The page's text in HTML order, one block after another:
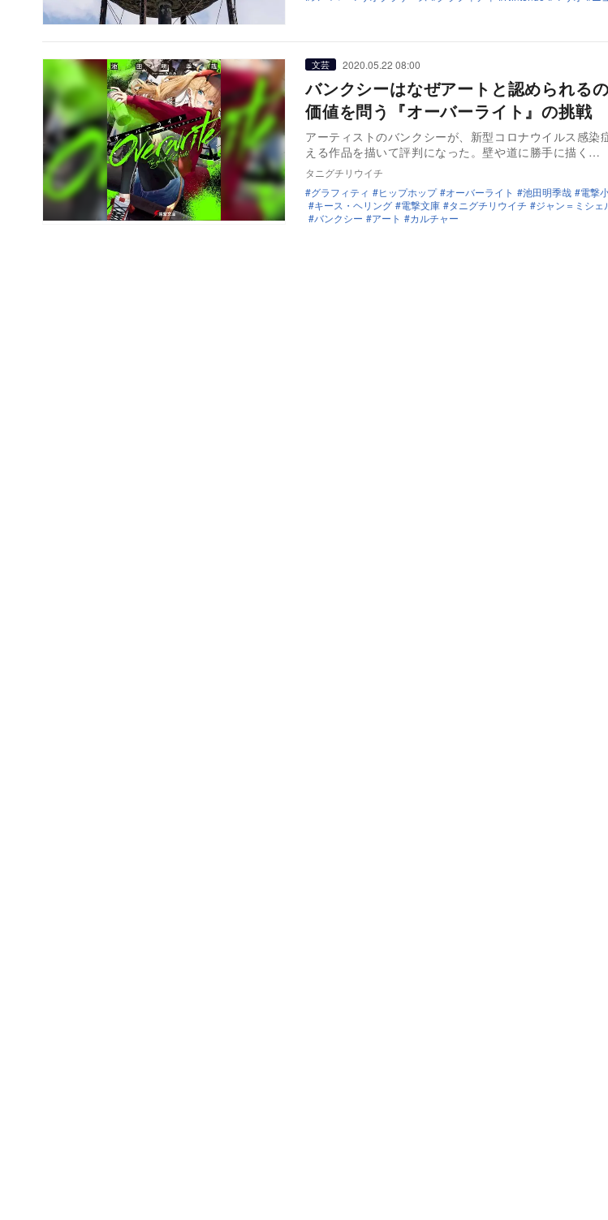
文芸 2020.05.22 08:00
バンクシーはなぜアートと認められる
価値を問う『オーバーライト』の挑戦
アーティストのバンクシーが、新型コロナウイルス感染
える作品を描いて評判になった。壁や道に勝手に描く…
タニグチリウイチ
グラフィティ
ヒップホップ オーバーライト 池田明季哉 電撃
キース・ヘリング
電撃文庫 タニグチリウイチ ジャン＝ミシェ
バンクシー
アート カルチャー